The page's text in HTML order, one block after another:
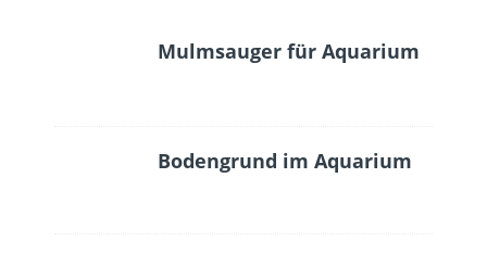
Mulmsauger für Aquarium
Bodengrund im Aquarium